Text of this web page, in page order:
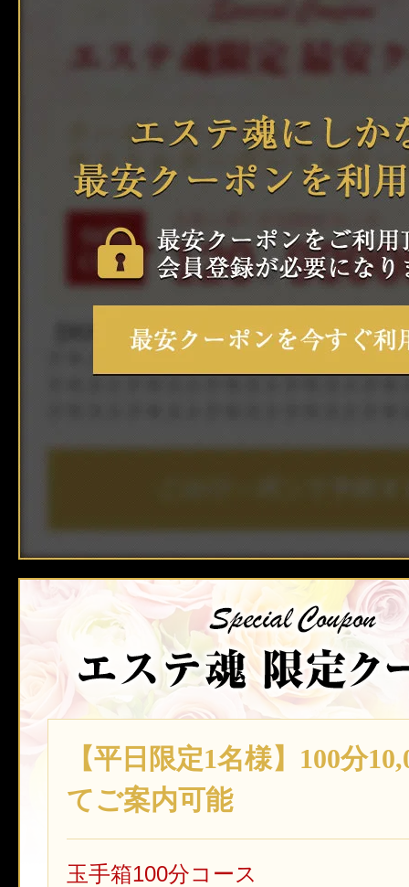
和歌山
ジャンルから探す
店舗型 マンション(個室)
即セラ
エリアから探す
大阪 京都 兵庫
奈良 和歌山
写メ日記
ニュース
ギャラリー
【平日限定1名様】100分
てご案内可能
玉手箱100分コース